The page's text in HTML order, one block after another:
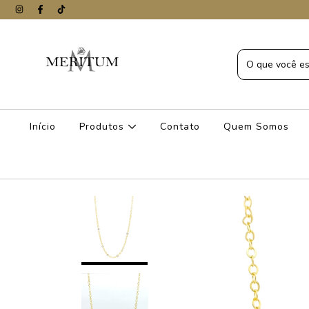
Início Produtos Contato Quem Somos